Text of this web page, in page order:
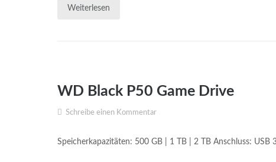
Weiterlesen
WD Black P50 Game Drive
Schreibe einen Kommentar
Speicherkapazitäten: 500 GB | 1 TB | 2 TB Anschluss: USB